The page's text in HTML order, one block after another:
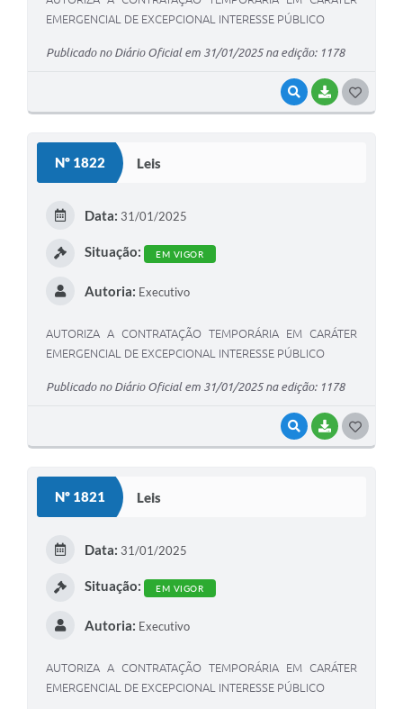
VISUALIZAR
BAIXAR
EMERGENCIAL DE EXCEPCIONAL INTERESSE PÚBLICO
Publicado no Diário Oficial em 31/01/2025 na edição: 1178
Nº 1822 Leis
VISUALIZAR
BAIXAR
Data: 31/01/2025
Situação: EM VIGOR
Autoria: Executivo
AUTORIZA A CONTRATAÇÃO TEMPORÁRIA EM CARÁTER
EMERGENCIAL DE EXCEPCIONAL INTERESSE PÚBLICO
Publicado no Diário Oficial em 31/01/2025 na edição: 1178
Nº 1821 Leis
Data: 31/01/2025
Situação: EM VIGOR
Autoria: Executivo
AUTORIZA A CONTRATAÇÃO TEMPORÁRIA EM CARÁTER
EMERGENCIAL DE EXCEPCIONAL INTERESSE PÚBLICO